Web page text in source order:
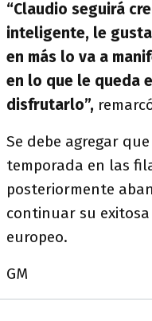
“Claudio seguirá
inteligente, le
en más lo va a
en lo que le queda
disfrutarlo”,
Se debe agregar que
temporada en las
posteriormente
continuar su
europeo.
GM